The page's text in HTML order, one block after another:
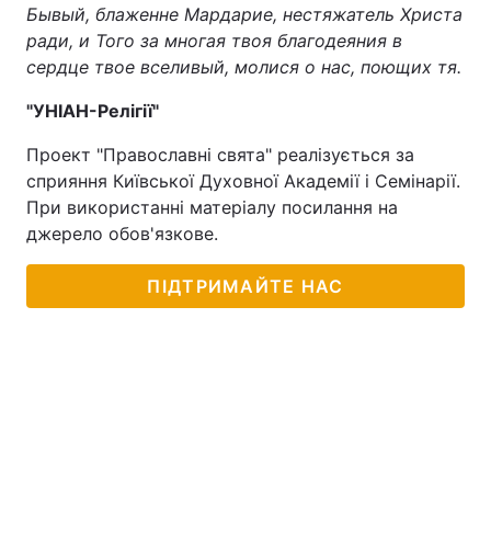
Контакти
Тема оформлення
Бывый, блаженне Мардарие, нестяжатель Христа
ради, и Того за многая твоя благодеяния в
сердце твое вселивый, молися о нас, поющих тя.
"УНІАН-Релігії"
Проект "Православні свята" реалізується за
сприяння Київської Духовної Академії і Семінарії.
При використанні матеріалу посилання на
джерело обов'язкове.
ПІДТРИМАЙТЕ НАС